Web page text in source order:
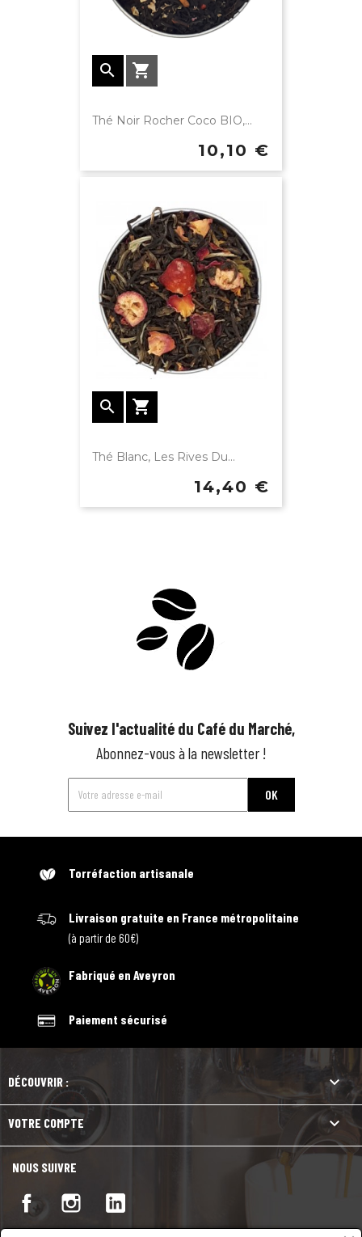
 
Thé Noir Rocher Coco BIO,...
10,10 €
 
Thé Blanc, Les Rives Du...
14,40 €
Suivez l'actualité du Café du Marché,
Abonnez-vous à la newsletter !
Torréfaction artisanale
Livraison gratuite en France métropolitaine
(à partir de 60€)
Fabriqué en Aveyron
Paiement sécurisé
DÉCOUVRIR : 
VOTRE COMPTE 
NOUS SUIVRE